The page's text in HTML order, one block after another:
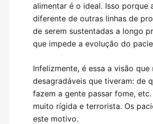
alimentar é o ideal. Isso
diferente de outras linhas de
de serem sustentadas a longo
que impede a evolução do
Infelizmente, é essa a visão
desagradáveis que tiveram: de
fazem a gente passar fome,
muito rígida e terrorista. Os
este motivo.